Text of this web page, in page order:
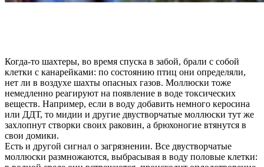
Когда-то шахтеры, во время спуска в забой, брали с собой
клетки с канарейками: по состоянию птиц они определяли,
нет ли в воздухе шахты опасных газов. Моллюски тоже
немедленно реагируют на появление в воде токсических
веществ. Например, если в воду добавить немного керосина
или ДДТ, то мидии и другие двустворчатые моллюски тут же
захлопнут створки своих раковин, а брюхоногие втянутся в
свои домики.
Есть и другой сигнал о загрязнении. Все двустворчатые
моллюски размножаются, выбрасывая в воду половые клетки: